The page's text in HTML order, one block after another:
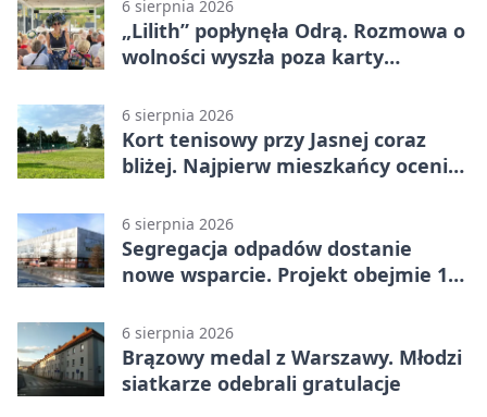
6 sierpnia 2026
„Lilith” popłynęła Odrą. Rozmowa o
wolności wyszła poza karty
6 sierpnia 2026
Kort tenisowy przy Jasnej coraz
bliżej. Najpierw mieszkańcy ocenią
6 sierpnia 2026
Segregacja odpadów dostanie
nowe wsparcie. Projekt obejmie 15
6 sierpnia 2026
Brązowy medal z Warszawy. Młodzi
siatkarze odebrali gratulacje